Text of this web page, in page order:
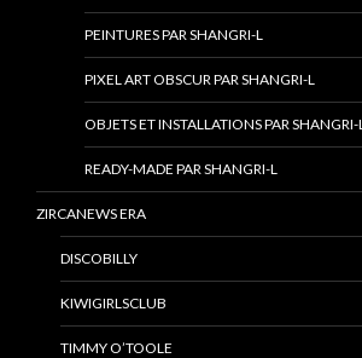
PEINTURES PAR SHANGRI-L
PIXEL ART OBSCUR PAR SHANGRI-L
OBJETS ET INSTALLATIONS PAR SHANGRI-
READY-MADE PAR SHANGRI-L
ZIRCANEWS ERA
DISCOBILLY
KIWIGIRLSCLUB
TIMMY O’TOOLE